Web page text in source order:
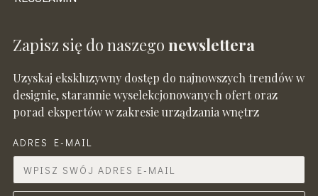
Zapisz się do naszego newslettera
Uzyskaj ekskluzywny dostęp do najnowszych trendów w
designie, starannie wyselekcjonowanych ofert oraz
porad ekspertów w zakresie urządzania wnętrz
ADRES E-MAIL